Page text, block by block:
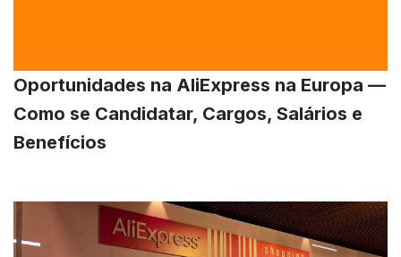
Oportunidades na AliExpress na Europa —
Como se Candidatar, Cargos, Salários e
Benefícios